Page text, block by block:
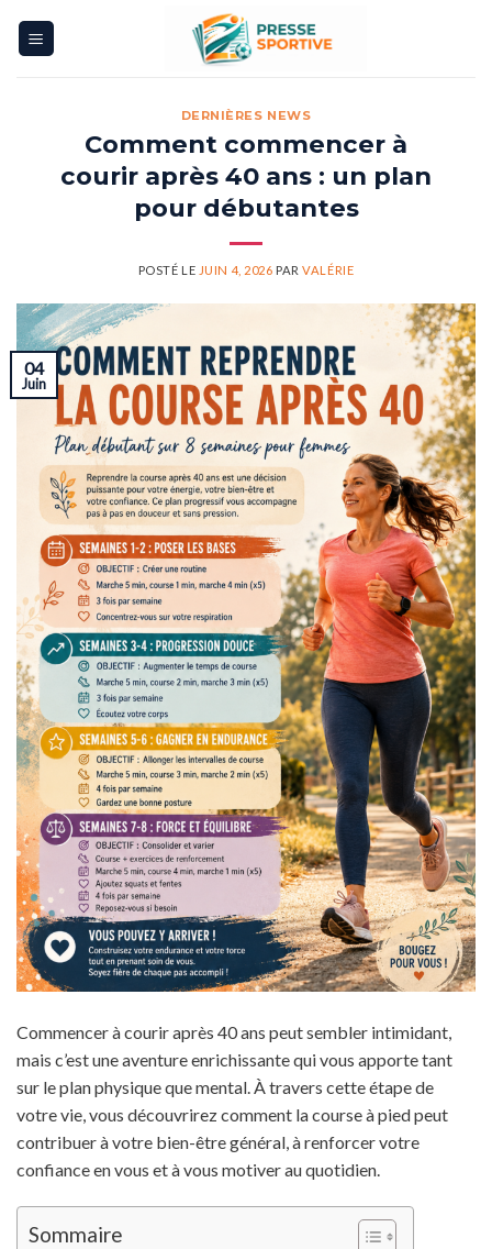
DERNIÈRES NEWS
Comment commencer à
courir après 40 ans : un plan
pour débutantes
POSTÉ LE JUIN 4, 2026 PARVALÉRIE
04
Juin
Commencer à courir après 40 ans peut sembler intimidant,
mais c’est une aventure enrichissante qui vous apporte tant
sur le plan physique que mental. À travers cette étape de
votre vie, vous découvrirez comment la course à pied peut
contribuer à votre bien-être général, à renforcer votre
confiance en vous et à vous motiver au quotidien.
Sommaire